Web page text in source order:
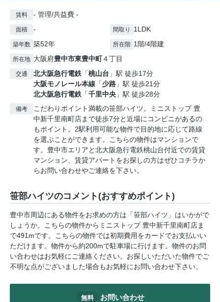
賃料 - 管理/共益費 -
面積 - 間取り 1LDK
築年数 築52年 所在階 1階/4階建
所在地 大阪府豊中市東豊中町４丁目
交通 北大阪急行電鉄 「桃山台 」駅 徒歩17分
大阪モノレール本線 「少路 」駅 徒歩21分
北大阪急行電鉄 「千里中央 」駅 徒歩28分
備考
こだわりポイント満載の笹部ハイツ。ミニストップ 豊
中新千里南町店まで徒歩7分と近場にコンビニがあるの
もポイント。2駅利用可能な物件で目的地に応じて路線
を選ぶことができます。こちらの物件はマンションで
す。豊中市エリアと北大阪急行電鉄桃山台付近での賃貸
マンション、賃貸アパートをお探しの方はぜひコチラか
らお問い合わせやご連絡を下さい。
笹部ハイツのコメント(おすすめポイント)
豊中市周辺にある物件をお求めの方は「笹部ハイツ」はいかがで
しょうか。こちらの物件からミニストップ 豊中新千里南町店ま
で491mです。こちらの物件では初期費用をカードでお支払いい
ただけます。物件から約200mで駐車場に行けます。物件のお問
い合わせはお気軽にご連絡ください。お探しいただいた物件でご
不明な点がございました場合もお気軽にお問い合わせ下さい。
無料 お問い合わせ